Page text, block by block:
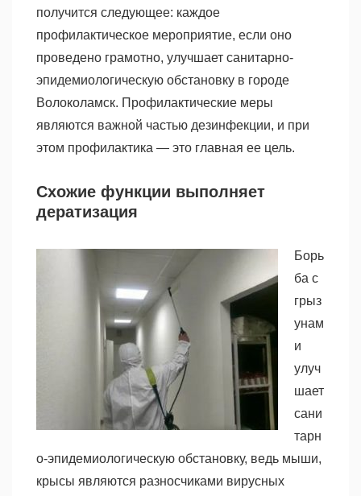
получится следующее: каждое
профилактическое мероприятие, если оно
проведено грамотно, улучшает санитарно-
эпидемиологическую обстановку в городе
Волоколамск. Профилактические меры
являются важной частью дезинфекции, и при
этом профилактика — это главная ее цель.
Схожие функции выполняет
дератизация
Борь
ба с
грыз
унам
и
улуч
шает
сани
тарн
о-эпидемиологическую обстановку, ведь мыши,
крысы являются разносчиками вирусных